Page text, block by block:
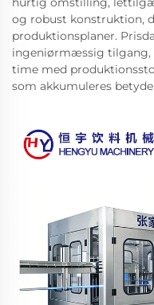
og robust konstruktion,
produktionsplaner.
ingeniørmæssig tilgang,
time med
som akkumuleres